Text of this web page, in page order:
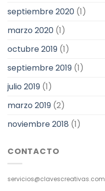
septiembre 2020 (1)
marzo 2020 (1)
octubre 2019 (1)
septiembre 2019 (1)
julio 2019 (1)
marzo 2019 (2)
noviembre 2018 (1)
CONTACTO
servicios@clavescreativas.com